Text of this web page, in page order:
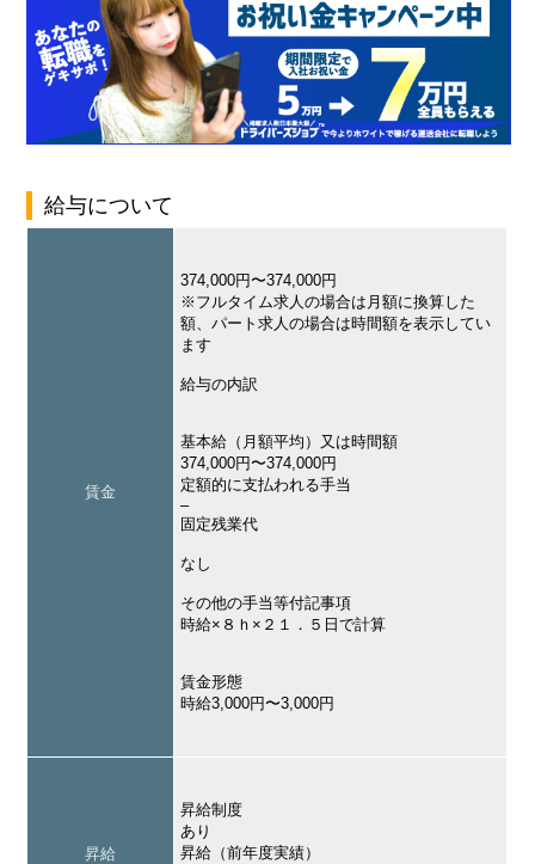
給与について
賃金
374,000円〜374,000円
※フルタイム求人の場合は月額に換算した
額、パート求人の場合は時間額を表示してい
ます
給与の内訳
基本給（月額平均）又は時間額
374,000円〜374,000円
定額的に支払われる手当
–
固定残業代
なし
その他の手当等付記事項
時給×８ｈ×２１．５日で計算
賃金形態
時給3,000円〜3,000円
昇給
昇給制度
あり
昇給（前年度実績）